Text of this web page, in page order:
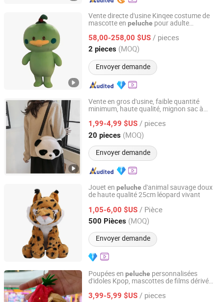
Vente directe d'usine Kinqee costume de
mascotte en peluche pour adulte
costume de mascotte pour fête cosplay
58,00-258,00 $US / pieces
2 pieces (MOQ)
Envoyer demande
Guangdong Kinqee International Trade Co., Ltd.
Guangdong, China Depuis 2025
Vente en gros d'usine, faible quantité
minimum, haute qualité, mignon sac à
1,99-4,99 $US / pieces
20 pieces (MOQ)
Envoyer demande
Xuzhou Gaopeng Toy Co., Ltd.
Jiangsu, China Depuis 2023
Jouet en peluche d'animal sauvage doux
de haute qualité 25cm léopard vivant
1,05-6,00 $US / Pièce
500 Pièces (MOQ)
Envoyer demande
Guangdong Letu Toys Co., Ltd.
Guangdong, China Depuis 2026
Poupées en peluche personnalisées
d'idoles Kpop, mascottes de films dérivées
3,99-5,99 $US / pieces
Yancheng Joy Foundationcultural Creativity Co., Ltd.